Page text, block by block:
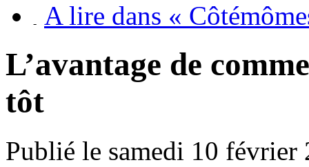
A lire dans «
L’avantage de
tôt
Publié le samedi 10 février